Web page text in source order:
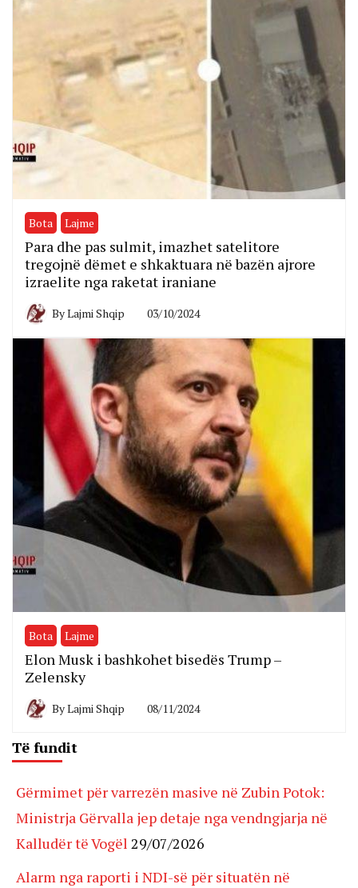
Bota Lajme
Para dhe pas sulmit, imazhet satelitore
tregojnë dëmet e shkaktuara në bazën ajrore
izraelite nga raketat iraniane
ByLajmi Shqip 03/10/2024
Bota Lajme
Elon Musk i bashkohet bisedës Trump –
Zelensky
ByLajmi Shqip 08/11/2024
Të fundit
Gërmimet për varrezën masive në Zubin Potok:
Ministrja Gërvalla jep detaje nga vendngjarja në
Kalludër të Vogël 29/07/2026
Alarm nga raporti i NDI-së për situatën në